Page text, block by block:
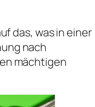
das, was in einer
nach
mächtigen